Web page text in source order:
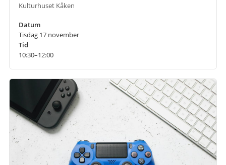
Kulturhuset Kåken
Datum
Tisdag 17 november
Tid
10:30–12:00